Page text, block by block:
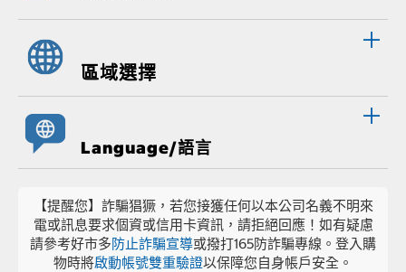
區域選擇
Language/語言
【提醒您】詐騙猖獗，若您接獲任何以本公司名義不明來
電或訊息要求個資或信用卡資訊，請拒絕回應！如有疑慮
請參考好市多防止詐騙宣導或撥打165防詐騙專線。登入購
物時將啟動帳號雙重驗證以保障您自身帳戶安全。